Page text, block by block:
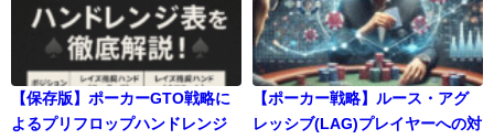
【保存版】ポーカーGTO戦略に
よるプリフロップハンドレンジ
【ポーカー戦略】ルース・アグ
レッシブ(LAG)プレイヤーへの対